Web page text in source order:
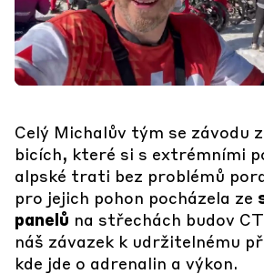
Celý Michalův tým se závodu
bicích, které si s extrémními
alpské trati bez problémů
pro jejich pohon pocházela ze
panelů na střechách budov
náš závazek k udržitelnému
kde jde o adrenalin a výkon.